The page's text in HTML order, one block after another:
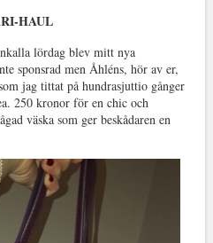
HAUL
lördag blev mitt nya
sponsrad men Åhléns, hör av er,
jag tittat på hundrasjuttio gånger
250 kronor för en chic och
väska som ger beskådaren en